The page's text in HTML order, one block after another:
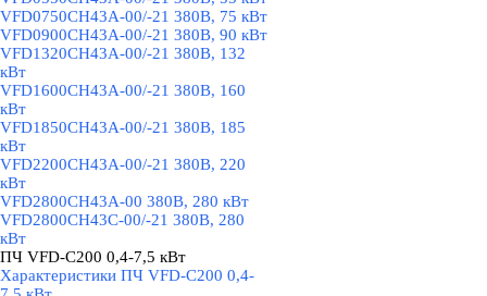
VFD0750CH43A-00/-21 380В, 75 кВт
VFD0900CH43A-00/-21 380В, 90 кВт
VFD1320CH43A-00/-21 380В, 132
кВт
VFD1600CH43A-00/-21 380В, 160
кВт
VFD1850CH43A-00/-21 380В, 185
кВт
VFD2200CH43A-00/-21 380В, 220
кВт
VFD2800CH43A-00 380В, 280 кВт
VFD2800CH43C-00/-21 380В, 280
кВт
ПЧ VFD-C200 0,4-7,5 кВт
Характеристики ПЧ VFD-C200 0,4-